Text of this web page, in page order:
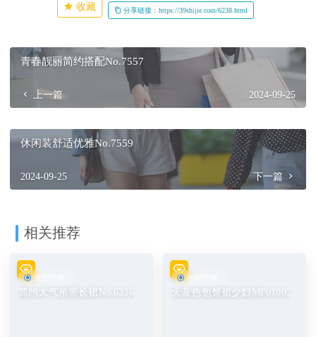
收藏 分享链接：https://39shijie.com/6238.html
青春靓丽简约搭配No.7557
上一篇 2024-09-25
休闲装舒适优雅No.7559
2024-09-25 下一篇
相关推荐
街拍分享
简约大气吊带长裙No.6316
街拍分享
天蓝色包臀裙少妇MF01002